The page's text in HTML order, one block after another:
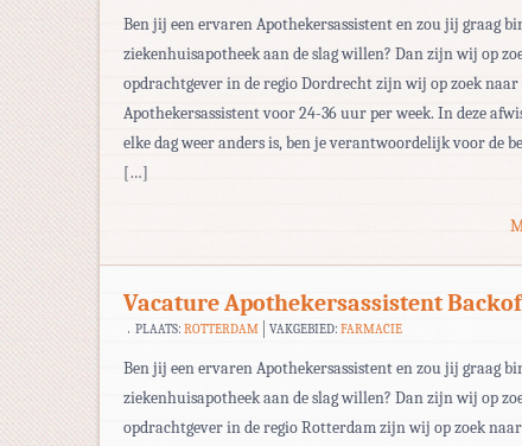
Ben jij een ervaren Apothekersassistent en zou jij graag
ziekenhuisapotheek aan de slag willen? Dan zijn wij op
opdrachtgever in de regio Dordrecht zijn wij op zoek naar
Apothekersassistent voor 24-36 uur per week. In deze
elke dag weer anders is, ben je verantwoordelijk voor de
[…]
Vacature Apothekersassistent
PLAATS: ROTTERDAM VAKGEBIED:FARMACIE
Ben jij een ervaren Apothekersassistent en zou jij graag
ziekenhuisapotheek aan de slag willen? Dan zijn wij op
opdrachtgever in de regio Rotterdam zijn wij op zoek